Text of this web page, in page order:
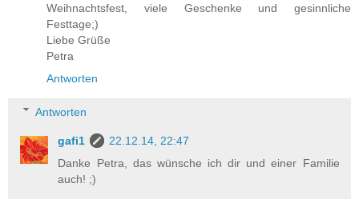
Weihnachtsfest, viele Geschenke und gesinnliche
Festtage;)
Liebe Grüße
Petra
Antworten
Antworten
gafi1
22.12.14, 22:47
Danke Petra, das wünsche ich dir und einer Familie
auch! ;)